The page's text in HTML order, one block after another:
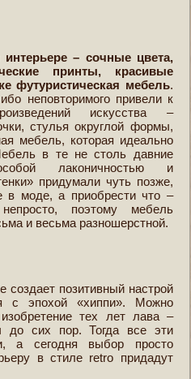
– сочные цвета,
принты, красивые
футуристическая мебель.
неповторимого привели к
искусства –
стулья округлой формы,
мебель, которая идеально
в те не столь давние
лаконичностью и
придумали чуть позже,
моде, а приобрести что –
поэтому мебель
и весьма разношерстной.
создает позитивный настрой
с эпохой «хиппи». Можно
тех лет лава –
до сих пор. Тогда все эти
а сегодня выбор просто
в стиле retro придадут